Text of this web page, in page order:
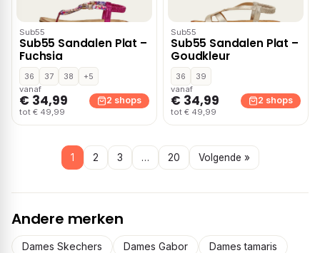
Sub55
Sub55 Sandalen Plat –
Fuchsia
36 37 38
+5
vanaf
€ 34,99
tot € 49,99
2 shops
Sub55
Sub55 Sandalen Plat –
Goudkleur
36
39
vanaf
€ 34,99
tot € 49,99
2 shops
1 2 3 … 20 Volgende »
Andere merken
Dames Skechers Dames Gabor
Dames tamaris